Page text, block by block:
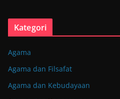
Kategori
Agama
Agama dan Filsafat
Agama dan Kebudayaan